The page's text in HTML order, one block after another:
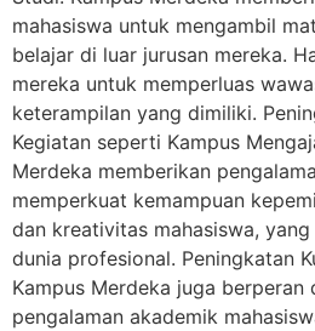
mahasiswa untuk mengambil
belajar di luar jurusan mereka.
mereka untuk memperluas
keterampilan yang dimiliki.
Kegiatan seperti Kampus
Merdeka memberikan
memperkuat kemampuan
dan kreativitas mahasiswa,
dunia profesional. Peningkatan
Kampus Merdeka juga berperan
pengalaman akademik